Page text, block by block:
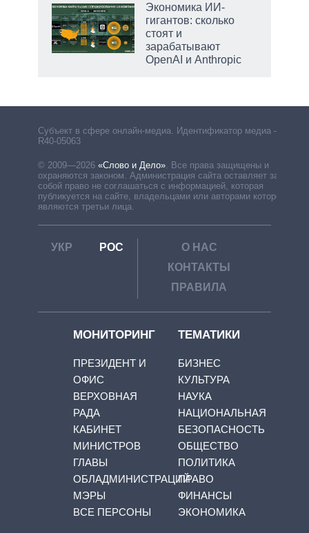
Экономика ИИ-
гигантов: сколько
стоят и
зарабатывают
OpenAI и Anthropic
Субъект в сфере онлайн-медиа. Идентификатор медиа –
R40-05063
© 2009—2026 «Слово и Дело» Все права защищены и
охраняются законом. Администрация сайта оставляет за
собой право не соглашаться с информацией, которая
публикуется на сайте, владельцами или авторами которой
являются третьи лица.
УКР РОС
О НАС
КОНТАКТЫ
ПРАВИЛА
МОНИТОРИНГ
ПРЕЗИДЕНТ И
ОФИС
ВЕРХОВНАЯ
РАДА
КАБИНЕТ
МИНИСТРОВ
ГЛАВЫ
ОБЛАДМИНИСТРАЦИЙ
МЭРЫ
ВСЕ ПЕРСОНЫ
ТЕМАТИКИ
БИЗНЕС
КУЛЬТУРА
НАУКА
НАЦИОНАЛЬНАЯ
БЕЗОПАСНОСТЬ
ОБЩЕСТВО
ПОЛИТИКА
ПРАВО
ФИНАНСЫ
ЭКОНОМИКА